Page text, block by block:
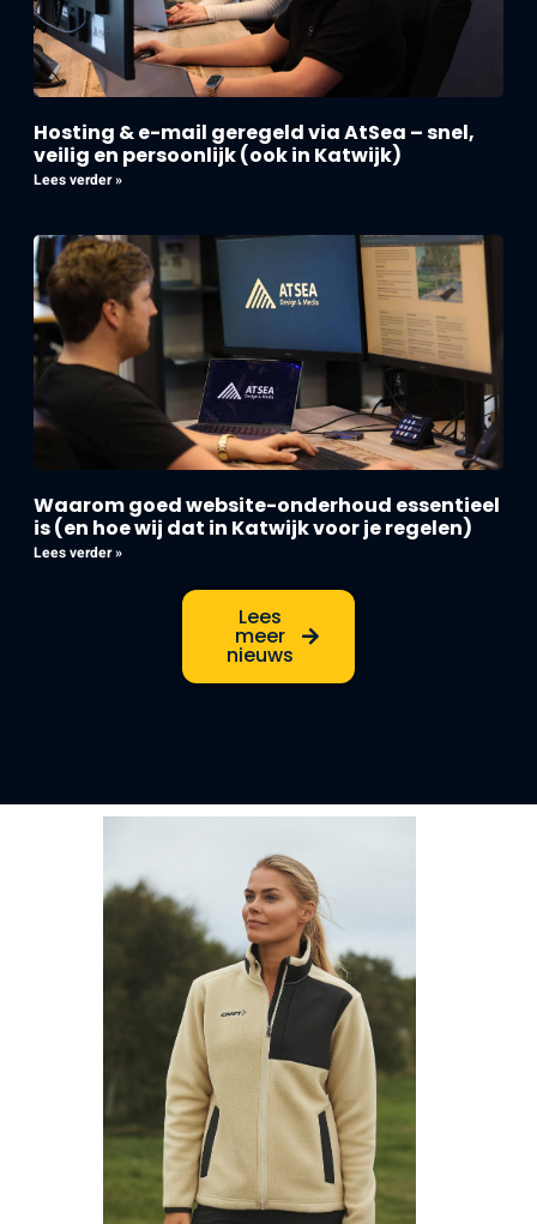
Hosting & e-mail geregeld via AtSea – snel,
veilig en persoonlijk (ook in Katwijk)
Lees verder »
Waarom goed website-onderhoud essentieel
is (en hoe wij dat in Katwijk voor je regelen)
Lees verder »
Lees
meer
nieuws